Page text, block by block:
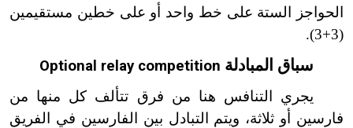
الحواجز الستة على خط واحد أو على خطين مستقيمين
(3+3).
سباق المبادلة Optional relay competition
يجري التنافس هنا من فرق تتألف كل منها من
فارسين أو ثلاثة، ويتم التبادل بين الفارسين في الفريق